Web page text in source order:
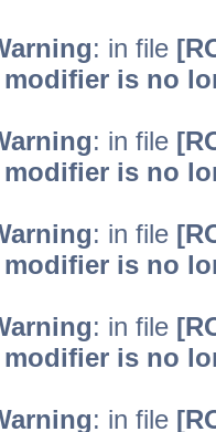
: in file
modifier is no
: in file
modifier is no
: in file
modifier is no
: in file
modifier is no
: in file